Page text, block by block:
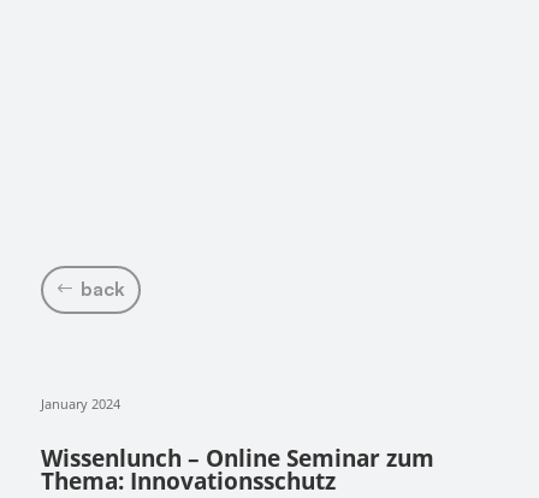
back
January 2024
Wissenlunch – Online Seminar zum
Thema: Innovationsschutz